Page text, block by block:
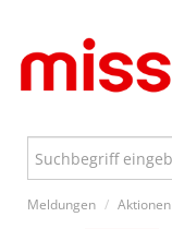
Meldungen
Meldungen / Aktionen